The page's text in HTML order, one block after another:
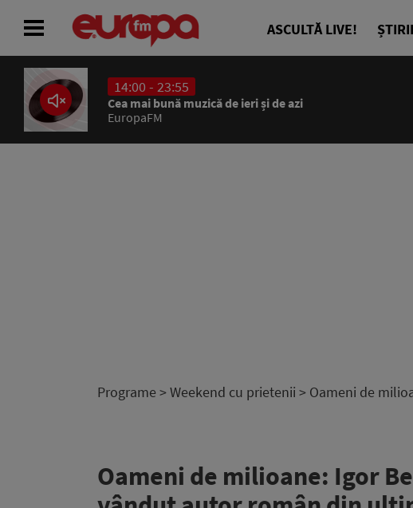
ASCULTĂ LIVE!
14:00 - 23:55
Cea mai bună muzică de ieri și de azi
EuropaFM
Programe >Weekend cu prietenii > Oameni de
Oameni de milioane: Igor
ACASĂ
ȘTIRI